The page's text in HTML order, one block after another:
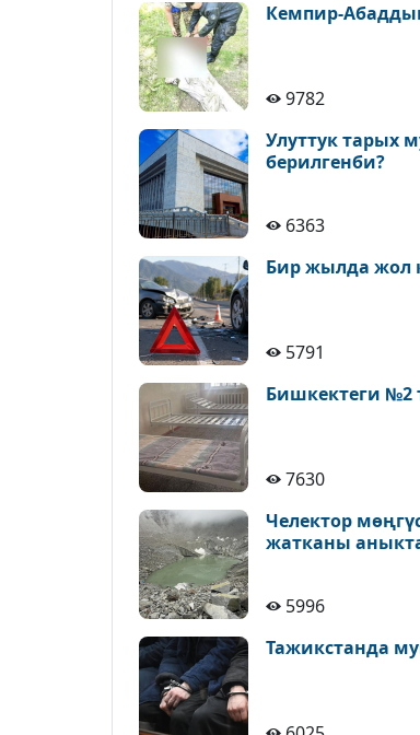
Кемпир-
9782
Улуттук тарых
берилгенби?
6363
Бир жылда жол
5791
Бишкектеги №2
7630
Челектор
жатканы
5996
Тажикстанда